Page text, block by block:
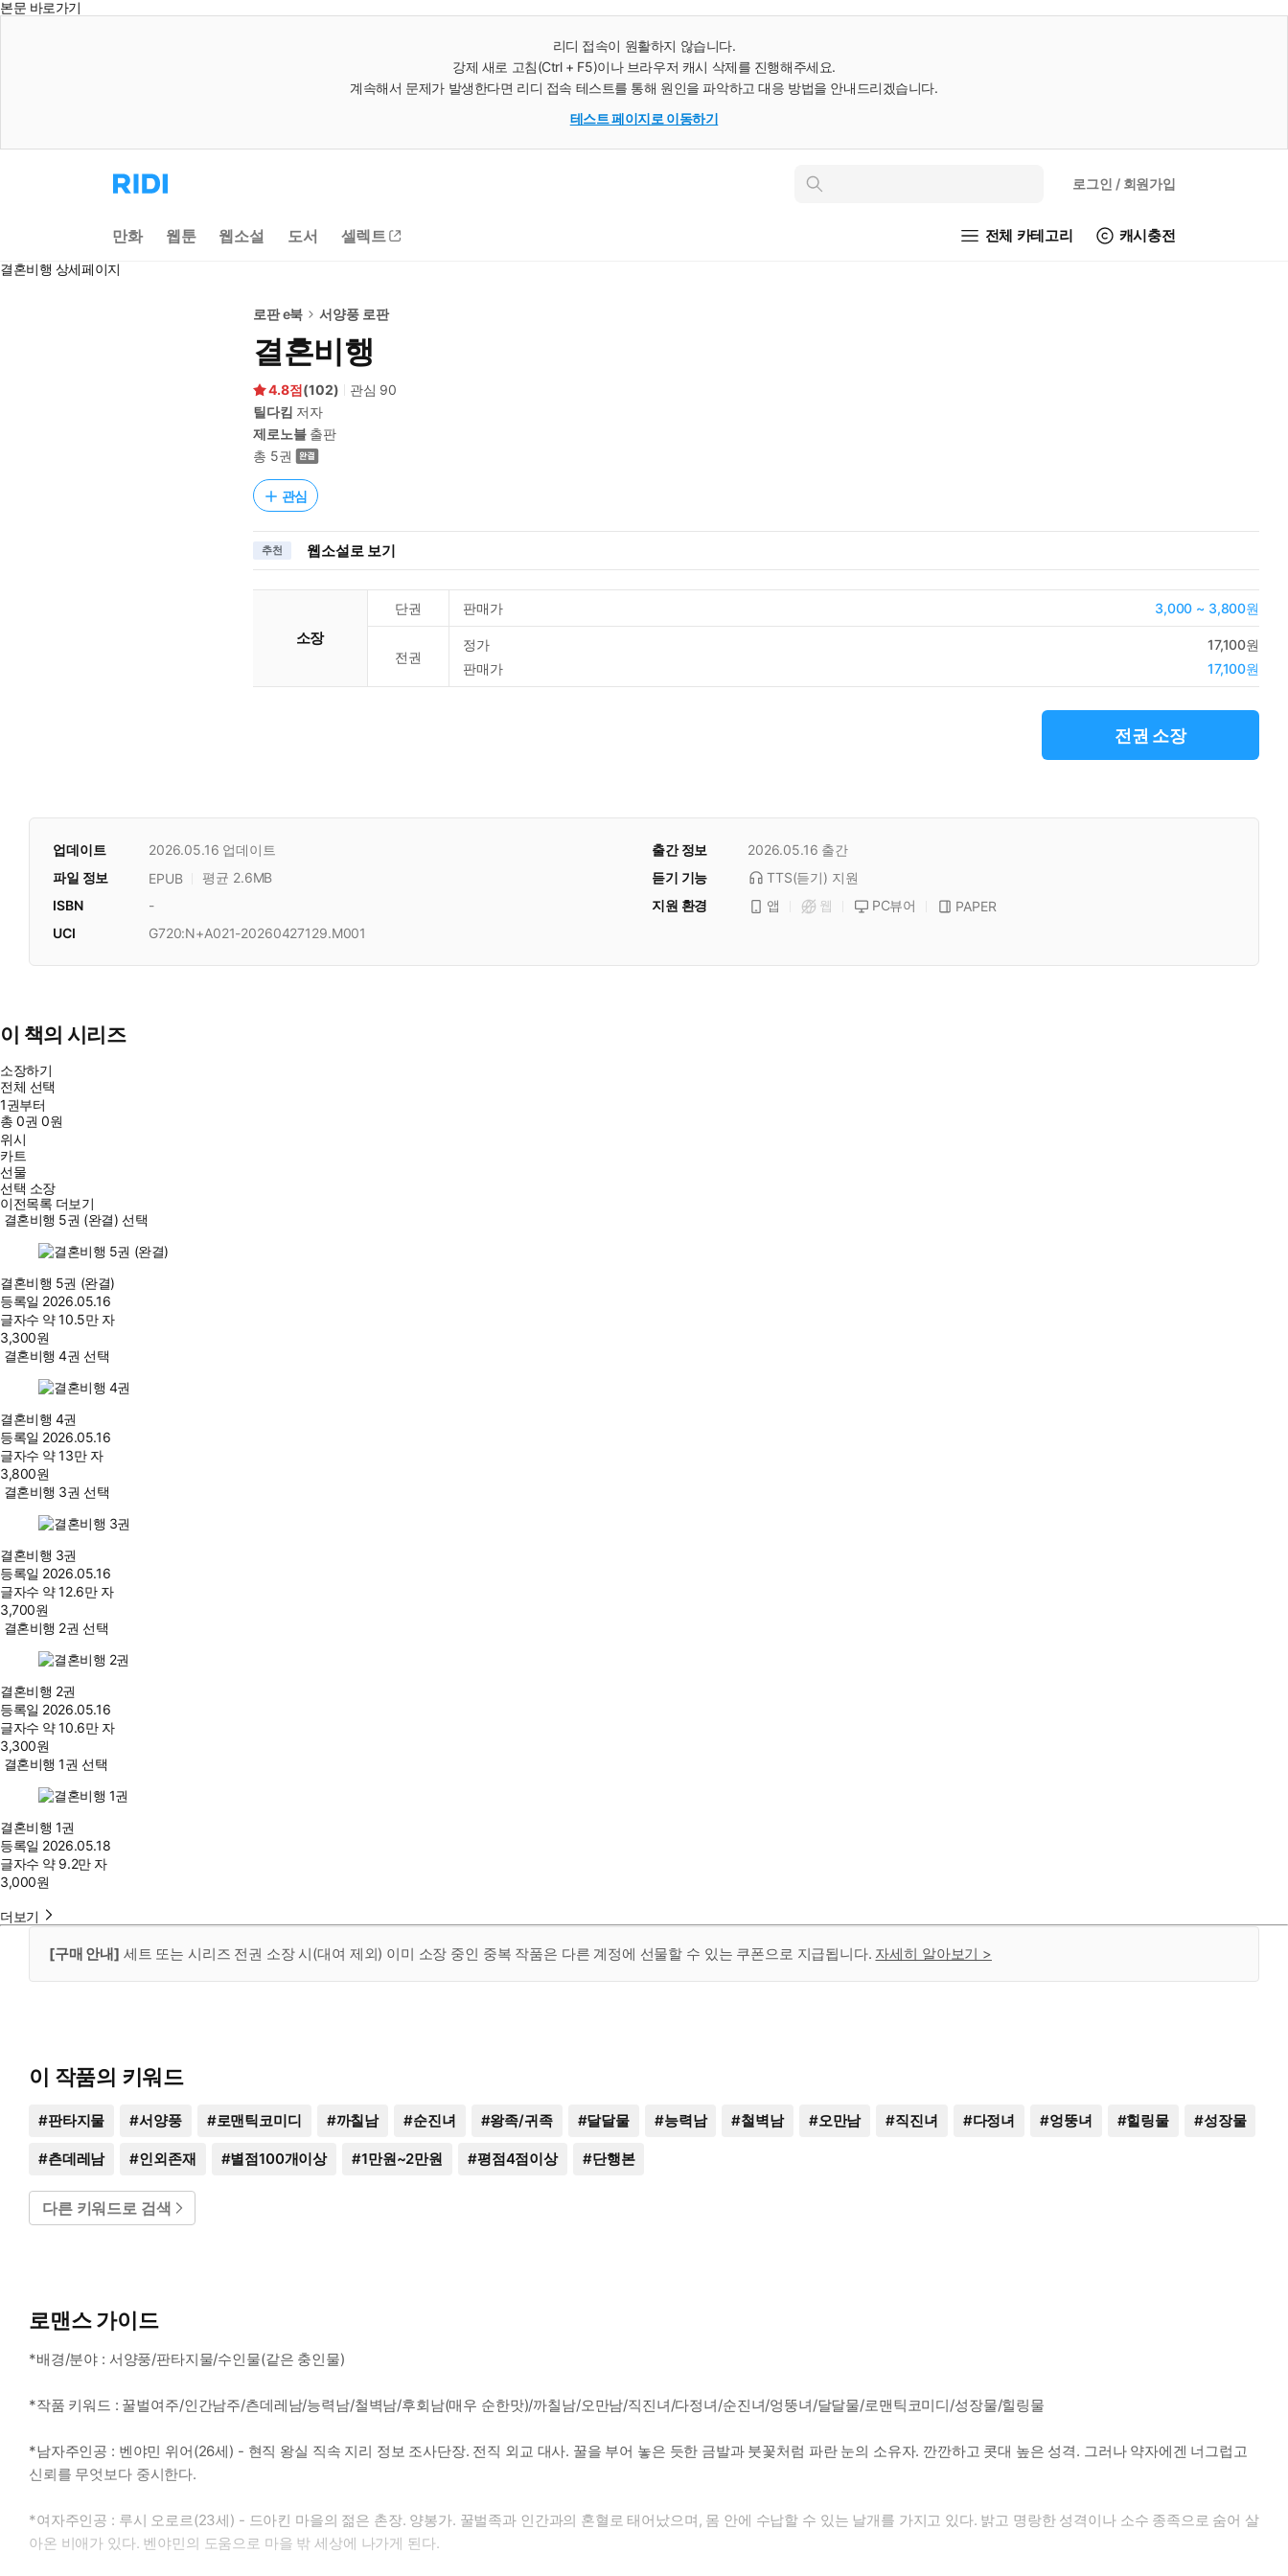
본문 바로가기
리디 접속이 원활하지 않습니다.
강제 새로 고침(Ctrl + F5)이나 브라우저 캐시 삭제를 진행해주세요.
계속해서 문제가 발생한다면 리디 접속 테스트를 통해 원인을 파악하고 대응 방법을 안내드리겠습니다.
테스트 페이지로 이동하기
리
디
으
로
동
인
로그인 / 회원가입
만화 웹툰 웹소설 도서 셀렉트 전체 카테고리 캐시충전
결혼비행 상세페이지
로판 e북 서양풍 로판
결혼비행
4.8 (102) 관심 90
틸다킴 저자
제로노블출판
총 5권
관심
추천 웹소설로 보기
소장
단권 판매가 3,000 ~ 3,800원
전권
정가
17,100원
판매가
17,100원
전권 소장
업데이트 2026.05.16 업데이트 출간 정보 2026.05.16 출간
듣기 기능
TTS(듣기) 지원
파일 정보 EPUB
평균 2.6MB
지원 환경
앱 웹 PC뷰어 PAPER
ISBN
-
UCI
G720:N+A021-20260427129.M001
이 책의 시리즈
소장하기
전체 선택
1권부터
총0권 0원
위시
카트
선물
선택 소장
이전목록 더보기
결혼비행 5권 (완결) 선택
결혼비행 5권 (완결)
등록일 2026.05.16
글자수 약 10.5만 자
3,300원
결혼비행 4권 선택
결혼비행 4권
등록일 2026.05.16
글자수 약 13만 자
3,800원
결혼비행 3권 선택
결혼비행 3권
등록일 2026.05.16
글자수 약 12.6만 자
3,700원
결혼비행 2권 선택
결혼비행 2권
등록일 2026.05.16
글자수 약 10.6만 자
3,300원
결혼비행 1권 선택
결혼비행 1권
등록일 2026.05.18
글자수 약 9.2만 자
3,000원
더보기
[구매 안내] 세트 또는 시리즈 전권 소장 시(대여 제외) 이미 소장 중인 중복 작품은 다른 계정에 선물할 수 있는 쿠폰으로 지급됩니다. 자세히 알아보기 >
이 작품의 키워드
#판타지물 #서양풍 #로맨틱코미디 #까칠남 #순진녀 #왕족/귀족 #달달물 #능력남 #철벽남 #오만남 #직진녀 #다정녀 #엉뚱녀 #힐링물 #성장물
#츤데레남 #인외존재 #별점100개이상 #1만원~2만원 #평점4점이상 #단행본
다른 키워드로 검색
로맨스 가이드
*배경/분야 : 서양풍/판타지물/수인물(같은 충인물)
*작품 키워드 : 꿀벌여주/인간남주/츤데레남/능력남/철벽남/후회남(매우 순한맛)/까칠남/오만남/직진녀/다정녀/순진녀/엉뚱녀/달달물/로맨틱코미디/성장물/힐링물
*남자주인공 : 벤야민 위어(26세) - 현직 왕실 직속 지리 정보 조사단장. 전직 외교 대사. 꿀을 부어 놓은 듯한 금발과 붓꽃처럼 파란 눈의 소유자. 깐깐하고 콧대 높은 성격. 그러나 약자에겐 너그럽고
신뢰를 무엇보다 중시한다.
*여자주인공 : 루시 오로르(23세) - 드아킨 마을의 젊은 촌장. 양봉가. 꿀벌족과 인간과의 혼혈로 태어났으며, 몸 안에 수납할 수 있는 날개를 가지고 있다. 밝고 명랑한 성격이나 소수 종족으로 숨어 살
아온 비애가 있다. 벤야민의 도움으로 마을 밖 세상에 나가게 된다.